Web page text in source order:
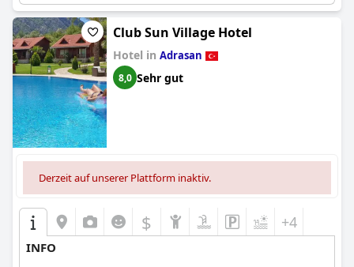
Club Sun Village Hotel
Hotel in Adrasan
8,0 Sehr gut
Derzeit auf unserer Plattform inaktiv.
$ +4
INFO